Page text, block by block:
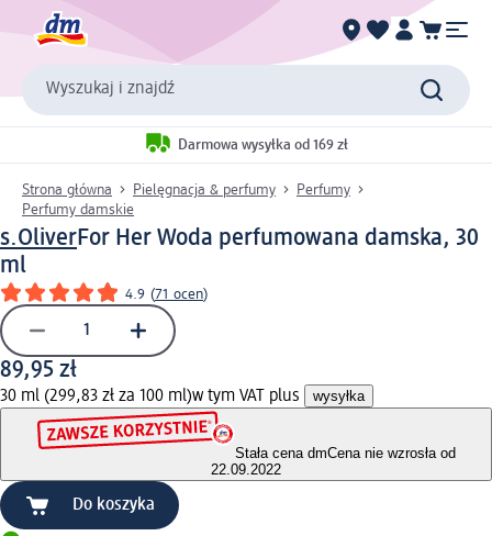
Wyszukaj i znajdź
Darmowa wysyłka od 169 zł
Strona główna Pielęgnacja & perfumy
Perfumy
Perfumy damskie
s.OliverFor Her Woda perfumowana damska, 30
ml
4.9 (71 ocen)
89,95 zł
30 ml (299,83 zł za 100 ml)w tym VAT plus wysyłka
Stała cena dmCena nie wzrosła od
22.09.2022
Do koszyka